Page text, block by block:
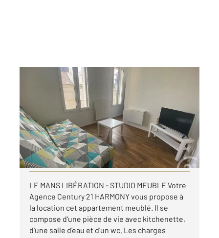
LE MANS 72
, 1 pièce
Ref : 44206
Appartement F1 à louer
370 €
par mois charges comprises
Visiter le site dédié
LE MANS LIBÉRATION - STUDIO MEUBLE Votre
Agence Century 21 HARMONY vous propose à
la location cet appartement meublé. Il se
compose d'une pièce de vie avec kitchenette,
d'une salle d'eau et d'un wc. Les charges